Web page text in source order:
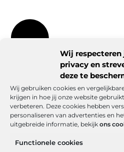
Wij
privacy en
deze te
Wij gebruiken cookies en
krijgen in hoe jij onze website
verbeteren. Deze cookies hebben
personaliseren van advertenties en
uitgebreide informatie, bekijk ons
Functionele cookies